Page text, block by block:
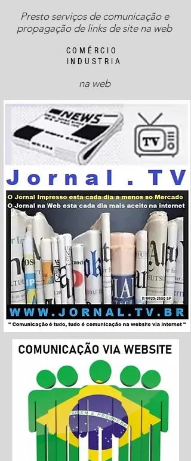
Presto serviços de comunicação e
propagaçãode links de site na web
COMÉRCIO
INDUSTRIA
na web